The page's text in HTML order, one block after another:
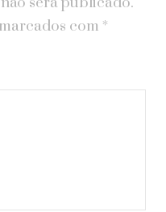
com *